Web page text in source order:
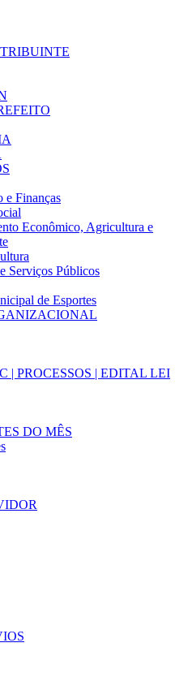
e Finanças
Econômico, Agricultura e
Serviços Públicos
de Esportes
| PROCESSOS | EDITAL LEI
DO MÊS